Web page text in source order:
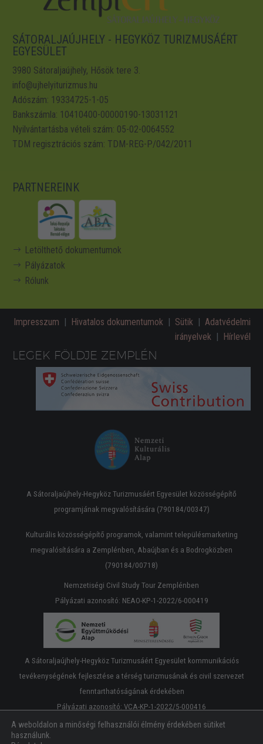
SÁTORALJAÚJHELY - HEGYKÖZ TURIZMUSÁÉRT
EGYESÜLET
3980 Sátoraljaújhely, Hősök tere 3.
info@ujhelyiturizmus.hu
Adószám: 19334725-1-05
Bankszámla: 10410400-00000190-13031121
Nyilvántartásba vételi szám: 05-02-0064552
TDM regisztrációs szám: TDM-REG-P/042/2011
PARTNEREINK
Letölthető dokumentumok
Pályázatok
Rólunk
Impresszum Hivatalos dokumentumok Sütik
Adatvédelmi
irányelvek
Hírlevél
LEGEK FÖLDJE ZEMPLÉN
A Sátoraljaújhely-Hegyköz Turizmusáért Egyesület közösségépítő
programjának megvalósítására (790184/00347)
Kulturális közösségépítő programok, valamint településmarketing
megvalósítására a Zemplénben, Abaújban és a Bodrogközben
(790184/00718)
Nemzetiségi Civil Study Tour Zemplénben
Pályázati azonosító: NEAO-KP-1-2022/6-000419
A Sátoraljaújhely-Hegyköz Turizmusáért Egyesület kommunikációs
tevékenységének fejlesztése a térség turizmusának és civil szervezet
fenntarthatóságának érdekében
Pályázati azonosító: VCA-KP-1-2022/5-000416
A weboldalon a minőségi felhasználói élmény érdekében sütiket
használunk.